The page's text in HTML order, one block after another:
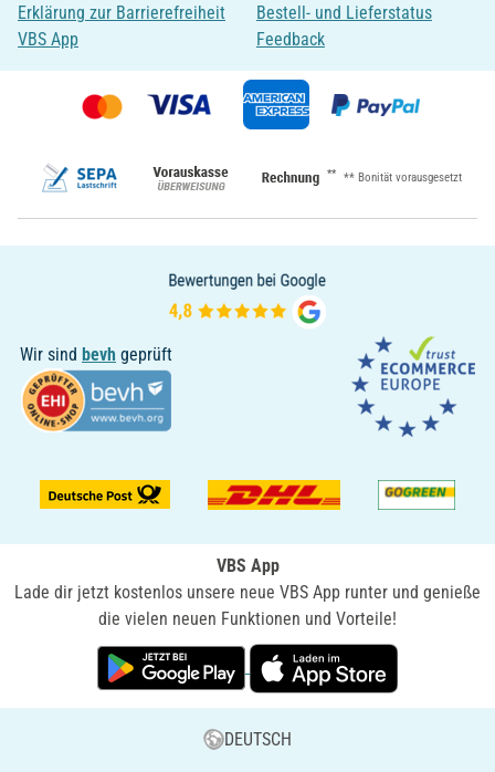
Erklärung zur Barrierefreiheit
VBS App
Bestell- und Lieferstatus
Feedback
** ** Bonität vorausgesetzt
Wir sind bevh geprüft
VBS App
Lade dir jetzt kostenlos unsere neue VBS App runter und genieße
die vielen neuen Funktionen und Vorteile!
DEUTSCH